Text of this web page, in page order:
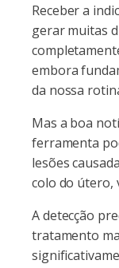
Receber a
gerar muitas
embora
da nossa
Mas a boa
ferramenta
lesões
colo do útero,
A detecção
tratamento